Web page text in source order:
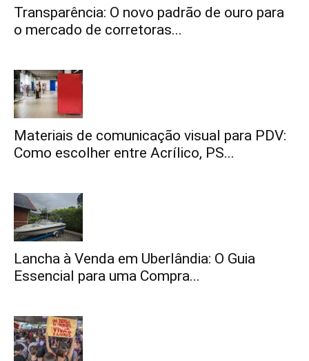
Transparência: O novo padrão de ouro para
o mercado de corretoras...
Materiais de comunicação visual para PDV:
Como escolher entre Acrílico, PS...
Lancha à Venda em Uberlândia: O Guia
Essencial para uma Compra...